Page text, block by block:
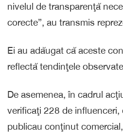
nivelul de transparenţă
corecte”, au transmis
Ei au adăugat că aceste
reflectă tendinţele
De asemenea, în cadrul
verificaţi 228 de influenceri,
publicau conţinut